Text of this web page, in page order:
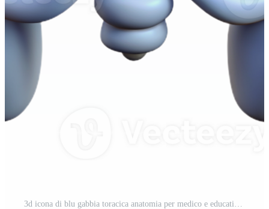
3d icona di blu gabbia toracica anatomia per medico e educativo uso isolato png trasparente sfondo PNG Pro